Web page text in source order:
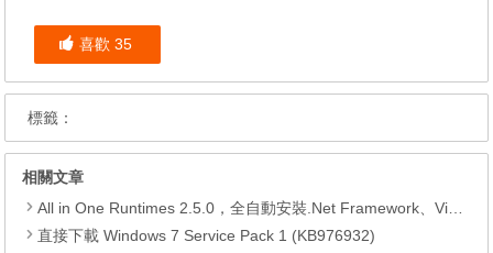
喜歡 35
標籤：
相關文章
All in One Runtimes 2.5.0，全自動安裝.Net Framework、Visual C++、DirectX、Flash Player、JRE
直接下載 Windows 7 Service Pack 1 (KB976932)